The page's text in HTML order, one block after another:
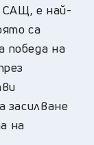
САЩ, е най-
са
победа на
засилване
на